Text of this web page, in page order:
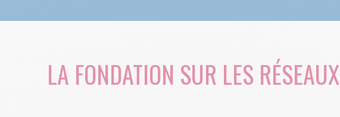
LA FONDATION SUR LES RÉSEAUX